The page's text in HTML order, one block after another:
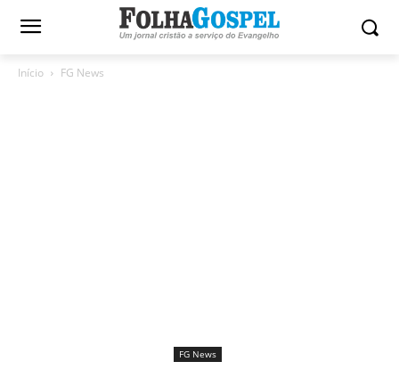
Início FG News
FG News